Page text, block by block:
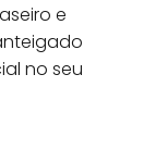
e
no seu